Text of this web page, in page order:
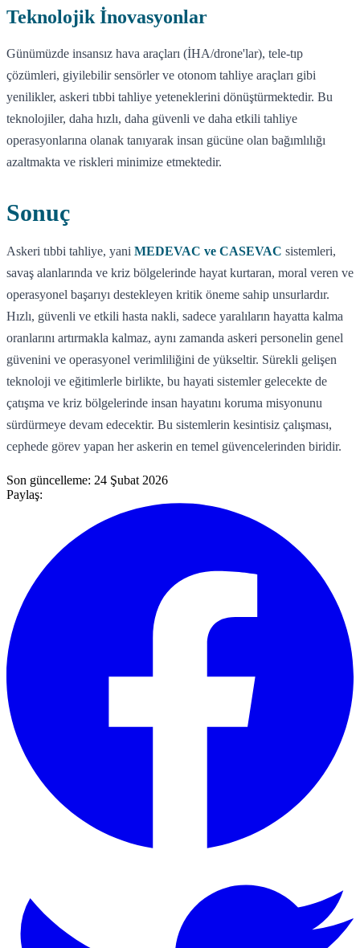
Teknolojik İnovasyonlar
Günümüzde insansız hava araçları (İHA/drone'lar), tele-tıp
çözümleri, giyilebilir sensörler ve otonom tahliye araçları gibi
yenilikler, askeri tıbbi tahliye yeteneklerini dönüştürmektedir. Bu
teknolojiler, daha hızlı, daha güvenli ve daha etkili tahliye
operasyonlarına olanak tanıyarak insan gücüne olan bağımlılığı
azaltmakta ve riskleri minimize etmektedir.
Sonuç
Askeri tıbbi tahliye, yani MEDEVAC ve CASEVAC sistemleri,
savaş alanlarında ve kriz bölgelerinde hayat kurtaran, moral veren ve
operasyonel başarıyı destekleyen kritik öneme sahip unsurlardır.
Hızlı, güvenli ve etkili hasta nakli, sadece yaralıların hayatta kalma
oranlarını artırmakla kalmaz, aynı zamanda askeri personelin genel
güvenini ve operasyonel verimliliğini de yükseltir. Sürekli gelişen
teknoloji ve eğitimlerle birlikte, bu hayati sistemler gelecekte de
çatışma ve kriz bölgelerinde insan hayatını koruma misyonunu
sürdürmeye devam edecektir. Bu sistemlerin kesintisiz çalışması,
cephede görev yapan her askerin en temel güvencelerinden biridir.
Son güncelleme: 24 Şubat 2026
Paylaş: